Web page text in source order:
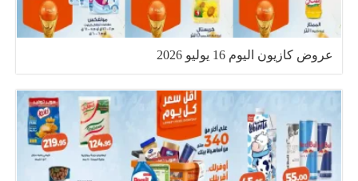
عروض كازيون اليوم 16 يوليو 2026